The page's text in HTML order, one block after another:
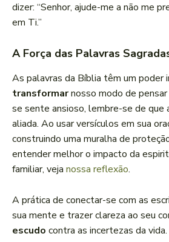
dizer: “Senhor, ajude-me a não me
em Ti.”
A Força das Palavras
As palavras da Bíblia têm um poder
transformarnosso modo de pensar
se sente ansioso, lembre-se de que
aliada. Ao usar versículos em sua
construindo uma muralha de
entender melhor o impacto da
familiar, veja nossa reflexão.
A prática de conectar-se com as
sua mente e trazer clareza ao seu
escudo contra as incertezas da vida.